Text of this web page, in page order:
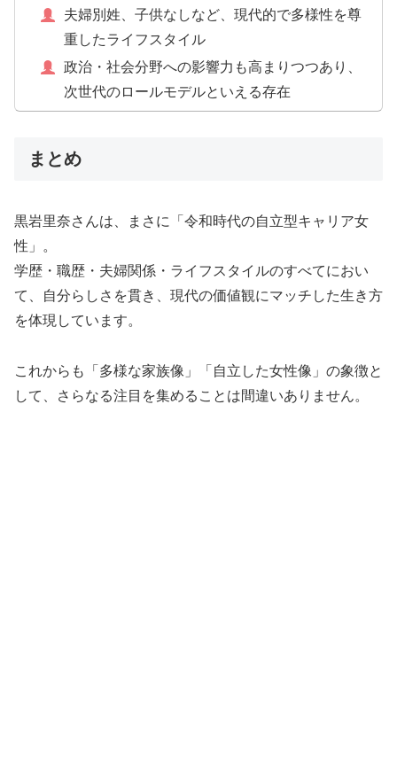
夫婦別姓、子供なしなど、現代的で多様性を尊
重したライフスタイル
政治・社会分野への影響力も高まりつつあり、
次世代のロールモデルといえる存在
まとめ
黒岩里奈さんは、まさに「令和時代の自立型キャリア女
性」。
学歴・職歴・夫婦関係・ライフスタイルのすべてにおい
て、自分らしさを貫き、現代の価値観にマッチした生き方
を体現しています。
これからも「多様な家族像」「自立した女性像」の象徴と
して、さらなる注目を集めることは間違いありません。